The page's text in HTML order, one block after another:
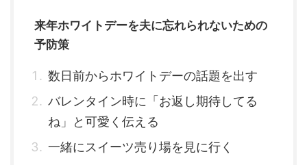
来年ホワイトデーを夫に忘れられないための
予防策
数日前からホワイトデーの話題を出す
バレンタイン時に「お返し期待してる
ね」と可愛く伝える
一緒にスイーツ売り場を見に行く